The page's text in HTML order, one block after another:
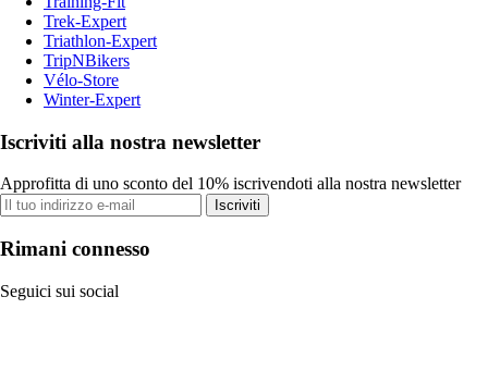
Trek-Expert
Triathlon-Expert
TripNBikers
Vélo-Store
Winter-Expert
Iscriviti alla nostra newsletter
Approfitta di uno sconto del 10% iscrivendoti alla nostra newsletter
Iscriviti
Rimani connesso
Seguici sui social